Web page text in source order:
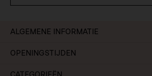
ALGEMENE INFORMATIE
OPENINGSTIJDEN